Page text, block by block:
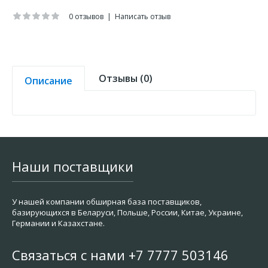
0 отзывов | Написать отзыв
Описание Отзывы (0)
Наши поставщики
У нашей компании обширная база поставщиков,
базирующихся в Беларуси, Польше, России, Китае, Украине,
Германии и Казахстане.
Связаться с нами +7 7777 503146